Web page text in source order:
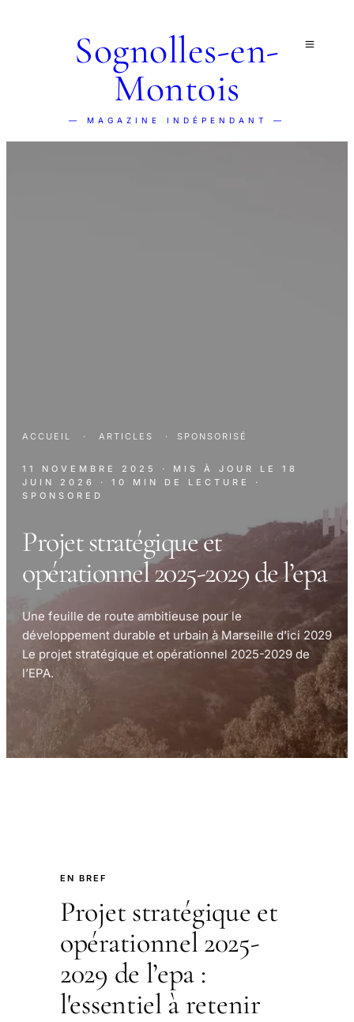
Sognolles-en-
Montois
— MAGAZINE INDÉPENDANT —
ACCUEIL · ARTICLES · SPONSORISÉ
11 NOVEMBRE 2025 · MIS À JOUR LE 18
JUIN 2026
· 10 MIN DE LECTURE
·
SPONSORED
Projet stratégique et
opérationnel 2025-2029 de l’epa
Une feuille de route ambitieuse pour le
développement durable et urbain à Marseille d’ici 2029
Le projet stratégique et opérationnel 2025-2029 de
l’EPA.
EN BREF
Projet stratégique et
opérationnel 2025-
2029 de l’epa :
l'essentiel à retenir